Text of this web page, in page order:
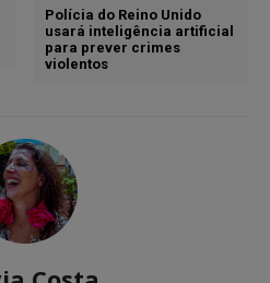
Polícia do Reino Unido
usará inteligência artificial
para prever crimes
violentos